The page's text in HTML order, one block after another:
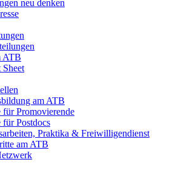
neu denken
ATB
am ATB
für Promovierende
für Postdocs
Praktika & Freiwilligendienst
am ATB